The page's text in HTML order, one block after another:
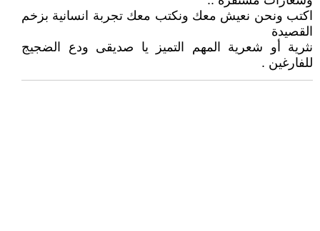
اكتب ونحن نعيش معك ونكتب معك تجربة انسانية بزخم
القصيدة
نثرية أو شعرية المهم التميز يا صديقى ودع الضجيج
للفارغين .